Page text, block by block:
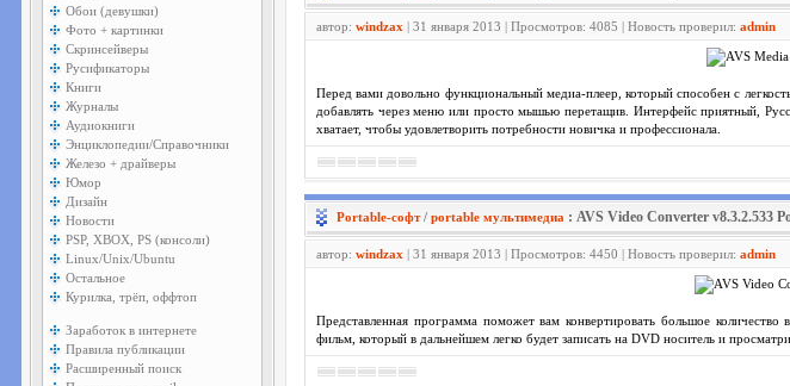
Обои (девушки)
Фото + картинки
Скринсейверы
Русификаторы
Книги
Журналы
Аудиокниги
Энциклопедии/Справочники
Железо + драйверы
Юмор
Дизайн
Новости
PSP, XBOX, PS (консоли)
Linux/Unix/Ubuntu
Остальное
Курилка, трёп, оффтоп
Заработок в интернете
Правила публикации
Расширенный поиск
автор: windzax | 31 января 2013 | Просмотров: 4085 | Новость проверил: admin
Перед вами довольно функциональный медиа-плеер, который способен с
добавлять через меню или просто мышью перетащив. Интерфейс приятный,
хватает, чтобы удовлетворить потребности новичка и профессионала.
Portable-софт/ portable мультимедиа : AVS Video Converter v8.3.2.533
автор: windzax | 31 января 2013 | Просмотров: 4450 | Новость проверил: admin
Представленная программа поможет вам конвертировать большое
фильм, который в дальнейшем легко будет записать на DVD носитель и